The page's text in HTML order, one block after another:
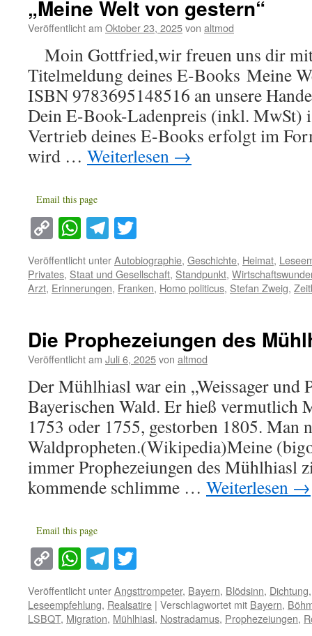
„Meine Welt von gestern“
Veröffentlicht am Oktober 23, 2025von altmod
Moin Gottfried,wir freuen uns dir
Titelmeldung deines E-Books Meine
ISBN 9783695148516 an unsere
Dein E-Book-Ladenpreis (inkl. MwSt)
Vertrieb deines E-Books erfolgt im
wird … Weiterlesen →
Email this page
Copy
Link
WhatsApp
Telegram
Veröffentlicht unterAutobiographie, Geschichte, Heimat,
Privates, Staat und Gesellschaft, Standpunkt,
Arzt, Erinnerungen, Franken, Homo politicus, Stefan Zweig,
Die Prophezeiungen des
Veröffentlicht am Juli 6, 2025von altmod
Der Mühlhiasl war ein „Weissager und
Bayerischen Wald. Er hieß vermutlich
1753 oder 1755, gestorben 1805. Man
Waldpropheten.(Wikipedia)Meine
immer Prophezeiungen des Mühlhiasl
kommende schlimme … Weiterlesen →
Email this page
Copy
Link
WhatsApp
Telegram
Veröffentlicht unterAngsttrompeter, Bayern, Blödsinn, Dichtung
Leseempfehlung, Realsatire | Verschlagwortet mit Bayern,
LSBQT, Migration, Mühlhiasl, Nostradamus, Prophezeiungen,